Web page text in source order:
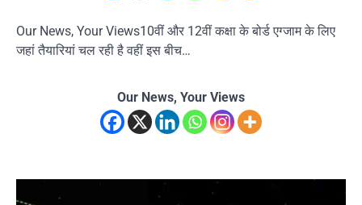
Our News, Your Views10वीं और 12वीं कक्षा के बोर्ड एग्जाम के लिए
जहां तैयारियां चल रही है वहीं इस बीच…
Our News, Your Views